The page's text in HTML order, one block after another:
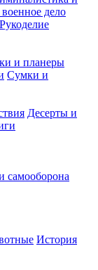
дело
Рукоделие
и планеры
Сумки и
Десерты и
самооборона
История